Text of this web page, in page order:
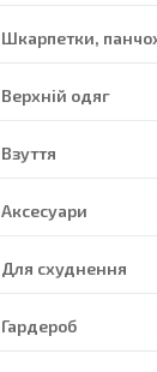
Шкарпетки,
Верхній одяг
Взуття
Аксесуари
Для схуднення
Гардероб